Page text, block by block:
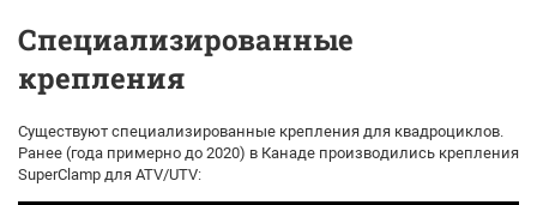
Специализированные
крепления
Существуют специализированные крепления для квадроциклов.
Ранее (года примерно до 2020) в Канаде производились крепления
SuperClamp для ATV/UTV: